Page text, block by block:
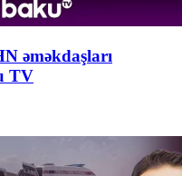
əməkdaşları
TV